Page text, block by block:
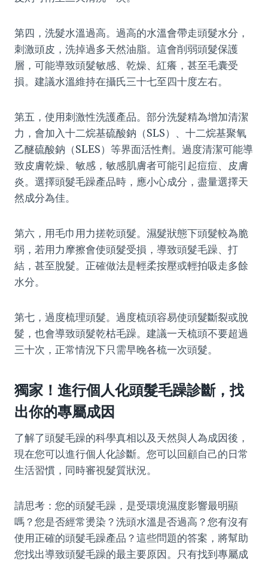
第四，洗髮水溫過高。過高的水溫會帶走頭髮水分，
刺激頭皮，洗掉過多天然油脂。這會削弱頭髮保護
層，可能導致頭髮敏感、乾燥、紅癢，甚至毛囊受
損。建議水溫維持在攝氏三十七至四十度左右。
第五，使用刺激性洗護產品。部分洗髮精為增加清潔
力，會加入十二烷基硫酸鈉（SLS）、十二烷基聚氧
乙醚硫酸鈉（SLES）等界面活性劑。過度清潔可能導
致皮膚乾燥、敏感，敏感肌膚者可能引起痘痘、皮膚
炎。選擇頭髮毛躁產品時，應小心成分，盡量選擇天
然成分為佳。
第六，用毛巾用力搓乾頭髮。濕髮狀態下頭髮較為脆
弱，若用力摩擦會使頭髮受損，導致頭髮毛躁、打
結，甚至脫髮。正確做法是輕柔按壓或輕拍吸走多餘
水分。
第七，過度梳理頭髮。過度梳頭容易使頭髮斷裂或脫
髮，也會導致頭髮乾枯毛躁。建議一天梳頭不要超過
三十次，正常情況下只需早晚各梳一次頭髮。
獨家！進行個人化頭髮毛躁診斷，找
出你的專屬成因
了解了頭髮毛躁的科學真相以及天然與人為成因後，
現在您可以進行個人化診斷。您可以回顧自己的日常
生活習慣，同時審視髮質狀況。
請思考：您的頭髮毛躁，是受環境濕度影響最明顯
嗎？您是否經常燙染？洗頭水溫是否過高？您有沒有
使用正確的頭髮毛躁產品？這些問題的答案，將幫助
您找出導致頭髮毛躁的最主要原因。只有找到專屬成